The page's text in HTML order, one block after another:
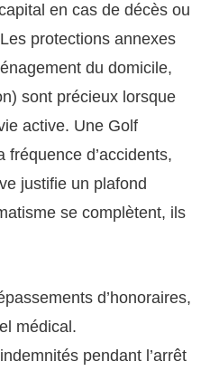
en cas de décès ou
protections annexes
du domicile,
sont précieux lorsque
active. Une Golf
fréquence d’accidents,
justifie un plafond
se complètent, ils
d’honoraires,
médical.
pendant l’arrêt